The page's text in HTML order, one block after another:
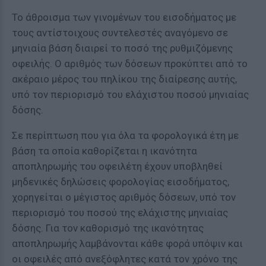
Το άθροισμα των γινομένων του εισοδήματος με
τους αντίστοιχους συντελεστές αναγόμενο σε
μηνιαία βάση διαιρεί το ποσό της ρυθμιζόμενης
οφειλής. Ο αριθμός των δόσεων προκύπτει από το
ακέραιο μέρος του πηλίκου της διαίρεσης αυτής,
υπό τον περιορισμό του ελάχιστου ποσού μηνιαίας
δόσης.
Σε περίπτωση που για όλα τα φορολογικά έτη με
βάση τα οποία καθορίζεται η ικανότητα
αποπληρωμής του οφειλέτη έχουν υποβληθεί
μηδενικές δηλώσεις φορολογίας εισοδήματος,
χορηγείται ο μέγιστος αριθμός δόσεων, υπό τον
περιορισμό του ποσού της ελάχιστης μηνιαίας
δόσης. Για τον καθορισμό της ικανότητας
αποπληρωμής λαμβάνονται κάθε φορά υπόψιν και
οι οφειλές από ανεξόφλητες κατά τον χρόνο της